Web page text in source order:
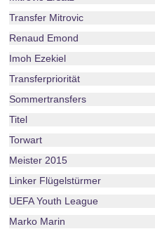
Transfer Mitrovic
Renaud Emond
Imoh Ezekiel
Transferpriorität
Sommertransfers
Titel
Torwart
Meister 2015
Linker Flügelstürmer
UEFA Youth League
Marko Marin